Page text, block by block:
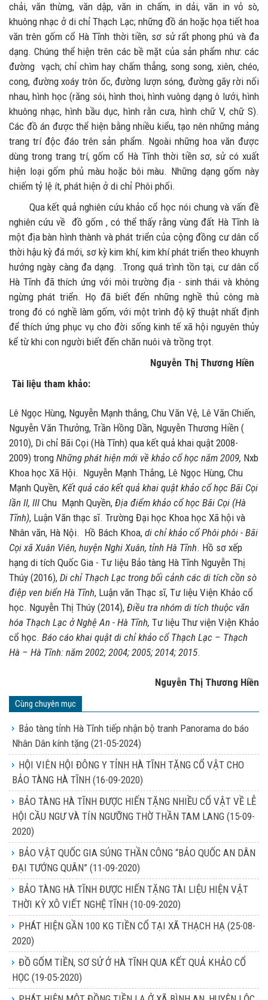
chải, văn thừng, văn dập, văn in chấm, in dải, văn in vỏ sò,
khuông nhạc ở di chỉ Thạch Lạc; những đồ án hoặc họa tiết hoa
văn trên gốm cổ Hà Tĩnh thời tiền, sơ sử rất phong phú và đa
dạng. Chúng thể hiện trên các bề mặt của sản phẩm như: các
đường vạch; chỉ chìm hay chấm thẳng, song song, xiên, chéo,
cong, đường xoáy trôn ốc, đường lượn sóng, đường gãy rời nối
nhau, hình học (răng sói, hình thoi, hình vuông dạng ô lưới, hình
khuông nhạc, hình bầu dục, hình rằn cưa, hình chữ V, chữ S).
Các đồ án được thể hiện bằng nhiều kiểu, tạo nên những mảng
trang trí độc đáo trên sản phẩm. Ngoài những hoa văn được
dùng trong trang trí, gốm cổ Hà Tĩnh thời tiền sơ, sử có xuất
hiện loại gốm phủ màu hoặc bôi màu. Những dạng gốm này
chiếm tỷ lệ ít, phát hiện ở di chỉ Phôi phối.
Qua kết quả nghiên cứu khảo cổ học nói chung và vấn đề
nghiên cứu về đồ gốm , có thể thấy rằng vùng đất Hà Tĩnh là
một địa bàn hình thành và phát triển của cộng đồng cư dân cổ
thời hậu kỳ đá mới, sơ kỳ kim khí, kim khí phát triển theo khuynh
hướng ngày càng đa dạng. .Trong quá trình tồn tại, cư dân cổ
Hà Tĩnh đã thích ứng với môi trường địa - sinh thái và không
ngừng phát triển. Họ đã biết đến những nghề thủ công mà
trong đó có nghề làm gốm, với một trình độ kỹ thuật nhất định
để thích ứng phục vụ cho đời sống kinh tế xã hội nguyên thủy
kể từ khi con người biết đến chăn nuôi và trồng trọt.
Nguyễn Thị Thương Hiền
Tài liệu tham khảo:
Lê Ngọc Hùng, Nguyễn Mạnh thắng, Chu Văn Vệ, Lê Văn Chiến,
Nguyễn Văn Thưởng, Trần Hồng Dần, Nguyễn Thương Hiền (
2010), Di chỉ Bãi Cọi (Hà Tĩnh) qua kết quả khai quật 2008-
2009) trong Những phát hiện mới về khảo cổ học năm 2009, Nxb
Khoa học Xã Hội. Nguyễn Mạnh Thắng, Lê Ngọc Hùng, Chu
Mạnh Quyền, Kết quả cáo kết quả khai quật khảo cổ học Bãi Cọi
lần II, III Chu Mạnh Quyền, Địa điểm khảo cổ học Bãi Cọi (Hà
Tĩnh), Luận Văn thạc sĩ. Trường Đại học Khoa học Xã hội và
Nhân văn, Hà Nội. Hồ Bách Khoa, di chỉ khảo cổ Phôi phôi - Bãi
Cọi xã Xuân Viên, huyện Nghi Xuân, tỉnh Hà Tĩnh. Hồ sơ xếp
hạng di tích Quốc Gia - Tư liệu Bảo tàng Hà Tĩnh Nguyễn Thị
Thúy (2016), Di chỉ Thạch Lạc trong bối cảnh các di tích cồn sò
điệp ven biển Hà Tĩnh, Luận văn Thạc sĩ, Tư liệu Viện Khảo cổ
học. Nguyễn Thị Thúy (2014), Điều tra nhóm di tích thuộc văn
hóa Thạch Lạc ở Nghệ An - Hà Tĩnh, Tư liệu Thư viện Viện Khảo
cổ học. Báo cáo khai quật di chỉ khảo cổ Thạch Lạc – Thạch
Hà – Hà Tĩnh: năm 2002; 2004; 2005; 2014; 2015.
Nguyễn Thị Thương Hiền
Cùng chuyên mục
Bảo tàng tỉnh Hà Tĩnh tiếp nhận bộ tranh Panorama do báo
Nhân Dân kính tặng (21-05-2024)
HỘI VIÊN HỘI ĐÔNG Y TỈNH HÀ TĨNH TẶNG CỔ VẬT CHO
BẢO TÀNG HÀ TĨNH (16-09-2020)
BẢO TÀNG HÀ TĨNH ĐƯỢC HIẾN TẶNG NHIỀU CỔ VẬT VỀ LỄ
HỘI CẦU NGƯ VÀ TÍN NGƯỠNG THỜ THẦN TAM LANG (15-09-
2020)
BẢO VẬT QUỐC GIA SÚNG THẦN CÔNG “BẢO QUỐC AN DÂN
ĐẠI TƯỚNG QUÂN” (11-09-2020)
BẢO TÀNG HÀ TĨNH ĐƯỢC HIẾN TẶNG TÀI LIỆU HIỆN VẬT
THỜI KỲ XÔ VIẾT NGHỆ TĨNH (10-09-2020)
PHÁT HIỆN GẦN 100 KG TIỀN CỔ TẠI XÃ THẠCH HẠ (25-08-
2020)
ĐỒ GỐM TIỀN, SƠ SỬ Ở HÀ TĨNH QUA KẾT QUẢ KHẢO CỔ
HỌC (19-05-2020)